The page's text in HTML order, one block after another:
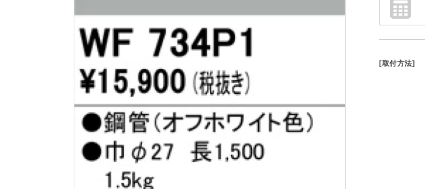
[取付方法]